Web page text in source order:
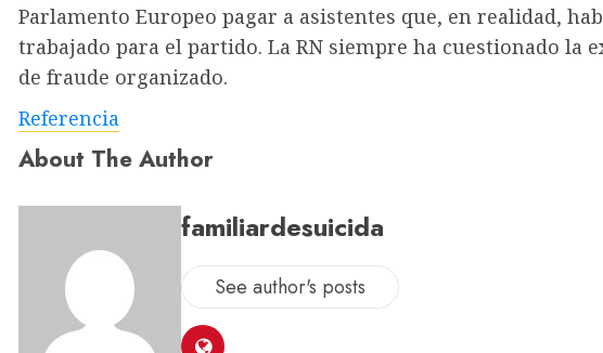
Parlamento Europeo pagar a asistentes que, en realidad,
trabajado para el partido. La RN siempre ha cuestionado la
de fraude organizado.
Referencia
About The Author
familiardesuicida
See author's posts